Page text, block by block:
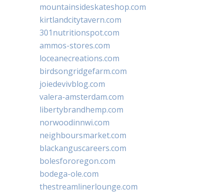
mountainsideskateshop.com
kirtlandcitytavern.com
301nutritionspot.com
ammos-stores.com
loceanecreations.com
birdsongridgefarm.com
joiedevivblog.com
valera-amsterdam.com
libertybrandhemp.com
norwoodinnwi.com
neighboursmarket.com
blackanguscareers.com
bolesfororegon.com
bodega-ole.com
thestreamlinerlounge.com